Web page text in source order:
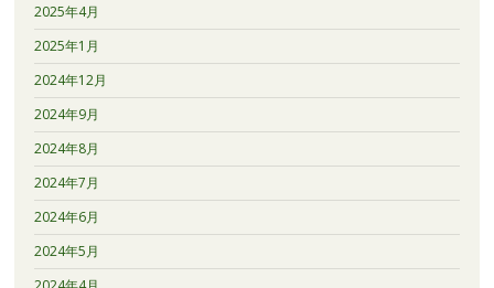
2025年4月
2025年1月
2024年12月
2024年9月
2024年8月
2024年7月
2024年6月
2024年5月